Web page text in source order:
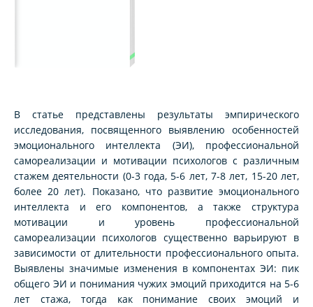
В статье представлены результаты эмпирического
исследования, посвященного выявлению особенностей
эмоционального интеллекта (ЭИ), профессиональной
самореализации и мотивации психологов с различным
стажем деятельности (0-3 года, 5-6 лет, 7-8 лет, 15-20 лет,
более 20 лет). Показано, что развитие эмоционального
интеллекта и его компонентов, а также структура
мотивации и уровень профессиональной
самореализации психологов существенно варьируют в
зависимости от длительности профессионального опыта.
Выявлены значимые изменения в компонентах ЭИ: пик
общего ЭИ и понимания чужих эмоций приходится на 5-6
лет стажа, тогда как понимание своих эмоций и